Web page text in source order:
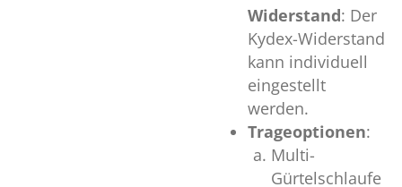
Widerstand: Der
Kydex-Widerstand
kann individuell
eingestellt
werden.
Trageoptionen:
Multi-
Gürtelschlaufe